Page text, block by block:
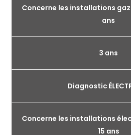
Concerne les installations gaz
ans
3 ans
Diagnostic
Concerne les installations
15 ans